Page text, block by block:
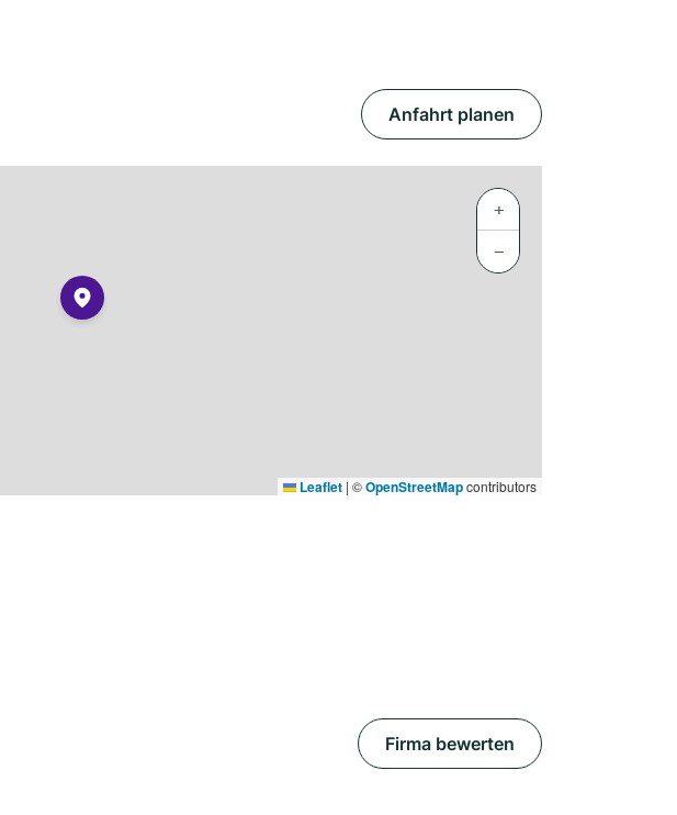
Anfahrt planen
+
−
Leaflet | ©OpenStreetMapcontributors
Firma bewerten